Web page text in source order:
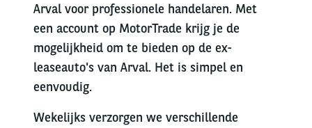
Arval voor professionele handelaren. Met
een account op MotorTrade krijg je de
mogelijkheid om te bieden op de ex-
leaseauto's van Arval. Het is simpel en
eenvoudig.
Wekelijks verzorgen we verschillende